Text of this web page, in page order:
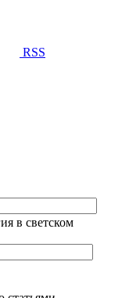
RSS
в светском